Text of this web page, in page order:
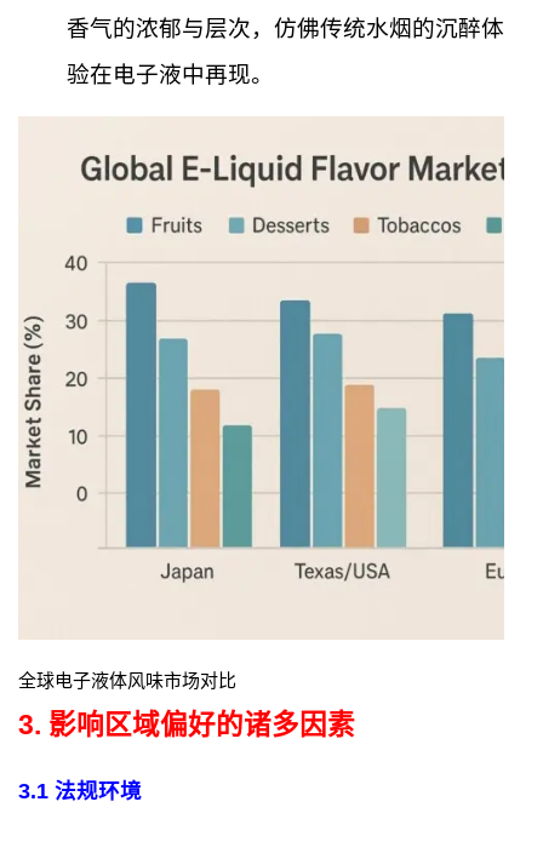
香气的浓郁与层次，仿佛传统水烟的沉醉体
验在电子液中再现。
全球电子液体风味市场对比
3. 影响区域偏好的诸多因素
3.1 法规环境